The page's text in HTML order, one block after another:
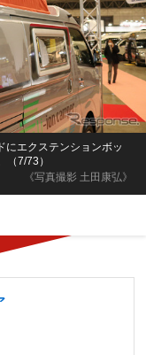
《写真撮影 土田康弘》
にエクステンションボッ
（7/73）